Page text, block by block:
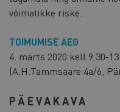
võimalikke riske.
TOIMUMISE AEG
4. märts 2020 kell 9.30-
(A.H.Tammsaare 4a/6,
PÄEVAKAVA